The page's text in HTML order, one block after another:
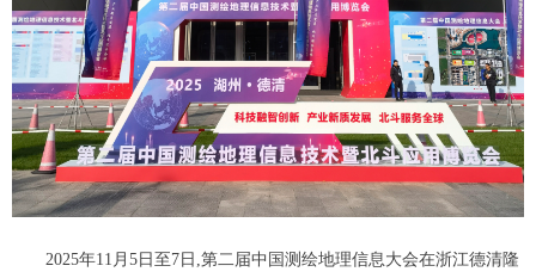
2025年11月5日至7日,第二届中国测绘地理信息大会在浙江德清隆